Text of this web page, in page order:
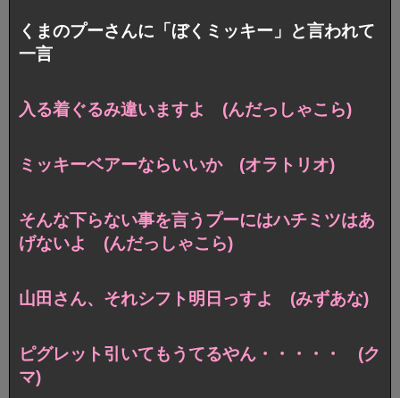
くまのプーさんに「ぼくミッキー」と言われて
一言
入る着ぐるみ違いますよ (んだっしゃこら)
ミッキーベアーならいいか (オラトリオ)
そんな下らない事を言うプーにはハチミツはあ
げないよ (んだっしゃこら)
山田さん、それシフト明日っすよ (みずあな)
ピグレット引いてもうてるやん・・・・・ (ク
マ)